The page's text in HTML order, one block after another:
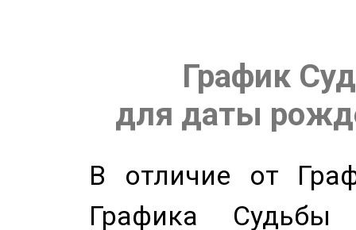
График
для даты
В отличие от
Графика